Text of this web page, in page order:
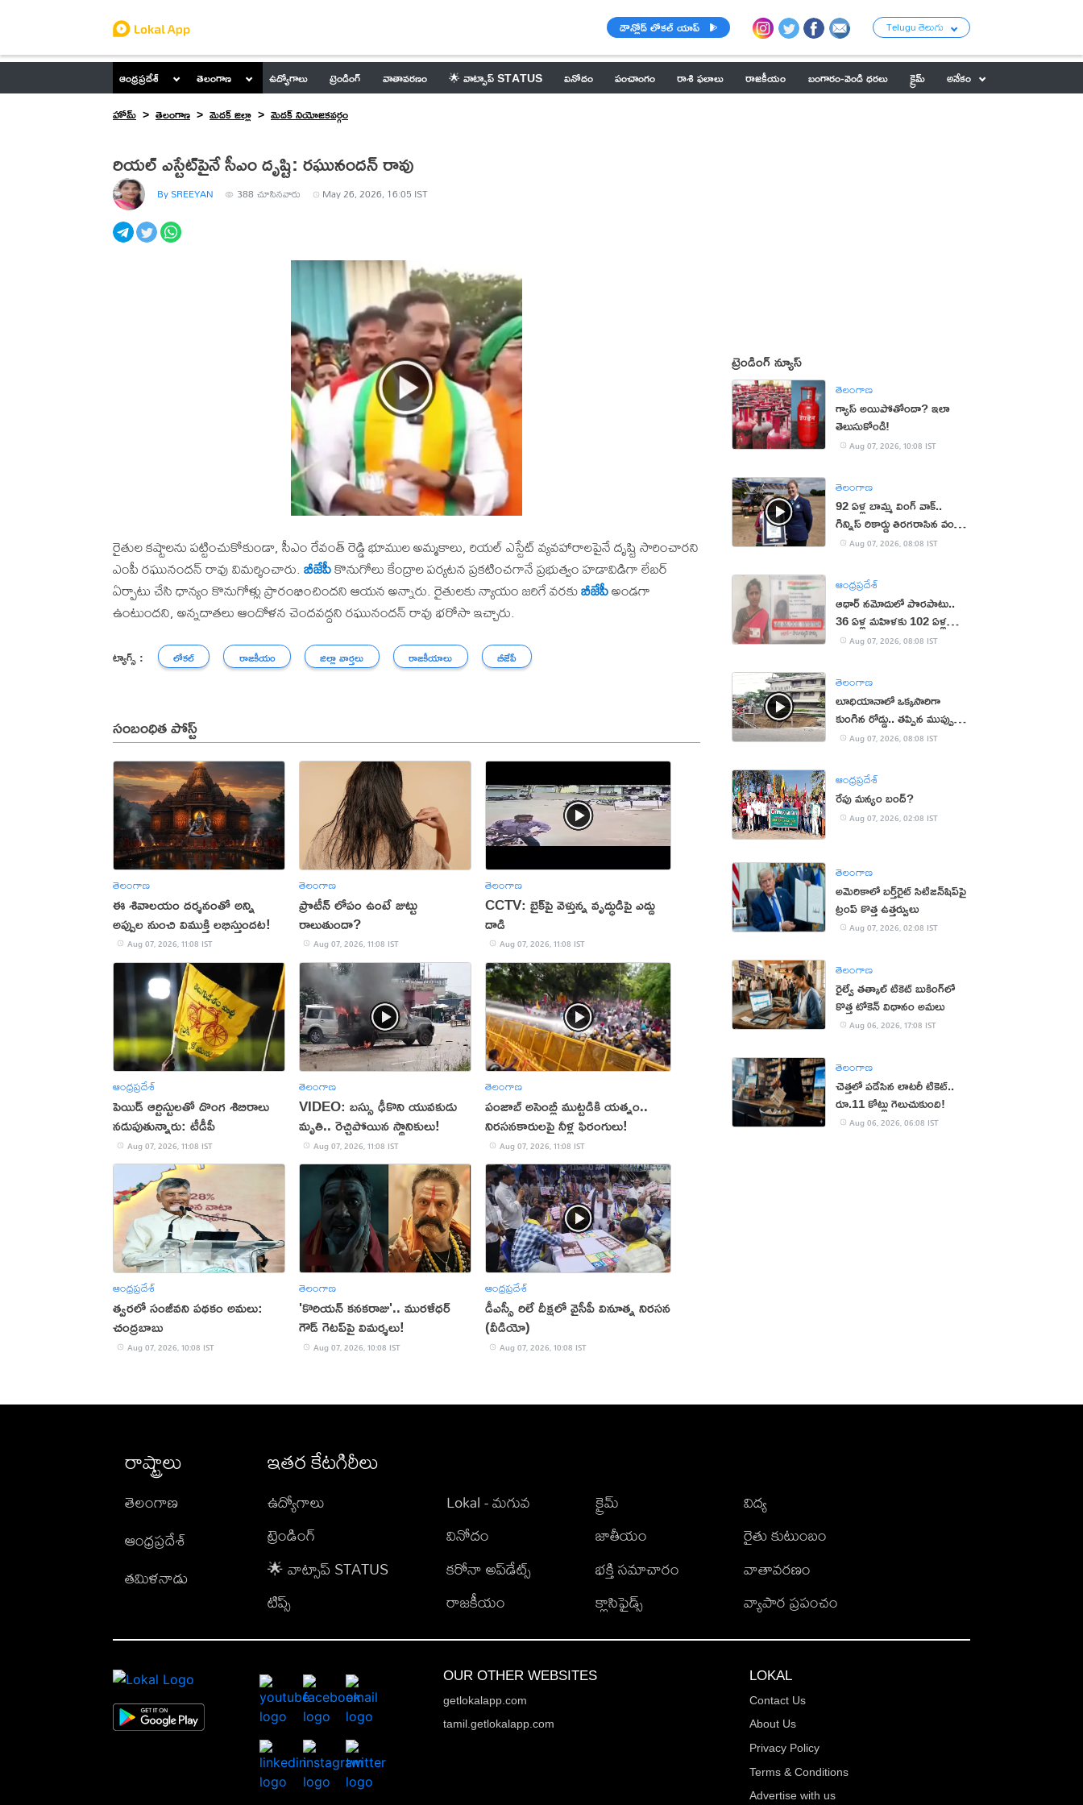
డౌన్లోడ్ లోకల్ యాప్ Telugu తెలుగు
ఆంధ్రప్రదేశ్ తెలంగాణ ఉద్యోగాలు ట్రెండింగ్ వాతావరణం 🌟 వాట్సాప్ STATUS వినోదం పంచాంగం రాశి ఫలాలు రాజకీయం బంగారం-వెండి ధరలు క్రైమ్
అనేకం
హోమ్
తెలంగాణ మెదక్ జిల్లా మెదక్ నియోజకవర్గం
రియల్ ఎస్టేట్‌పైనే సీఎం దృష్టి: రఘునందన్ రావు
By SREEYAN 388 చూసినవారు May 26, 2026, 16:05 IST
రైతుల కష్టాలను పట్టించుకోకుండా, సీఎం రేవంత్ రెడ్డి భూముల అమ్మకాలు, రియల్ ఎస్టేట్ వ్యవహారాలపైనే దృష్టి సారించారని
ఎంపీ రఘునందన్ రావు విమర్శించారు.బీజేపీకొనుగోలు కేంద్రాల పర్యటన ప్రకటించగానే ప్రభుత్వం హడావిడిగా లేబర్
ఏర్పాటు చేసి ధాన్యం కొనుగోళ్లు ప్రారంభించిందని ఆయన అన్నారు. రైతులకు న్యాయం జరిగే వరకుబీజేపీఅండగా
ఉంటుందని, అన్నదాతలు ఆందోళన చెందవద్దని రఘునందన్ రావు భరోసా ఇచ్చారు.
ట్యాగ్స్ : లోకల్ రాజకీయం జిల్లా వార్తలు రాజకీయాలు బీజేపీ
సంబంధిత పోస్ట్
తెలంగాణ
ఈ శివాలయం దర్శనంతో అన్ని
అప్పుల నుంచి విముక్తి లభిస్తుందట!
Aug 07, 2026, 11:08 IST
తెలంగాణ
ప్రొటీన్ లోపం ఉంటే జుట్టు
రాలుతుందా?
Aug 07, 2026, 11:08 IST
తెలంగాణ
CCTV: బైక్‌పై వెళ్తున్న వృద్ధుడిపై ఎద్దు
దాడి
Aug 07, 2026, 11:08 IST
ఆంధ్రప్రదేశ్
పెయిడ్ ఆర్టిస్టులతో దొంగ శిబిరాలు
నడుపుతున్నారు: టీడీపీ
Aug 07, 2026, 11:08 IST
తెలంగాణ
VIDEO: బస్సు ఢీకొని యువకుడు
మృతి.. రెచ్చిపోయిన స్థానికులు!
Aug 07, 2026, 11:08 IST
తెలంగాణ
పంజాబ్ అసెంబ్లీ ముట్టడికి యత్నం..
నిరసనకారులపై నీళ్ల ఫిరంగులు!
Aug 07, 2026, 11:08 IST
ఆంధ్రప్రదేశ్
త్వరలో సంజీవని పథకం అమలు:
చంద్రబాబు
Aug 07, 2026, 10:08 IST
తెలంగాణ
'కొరియన్ కనకరాజు'.. మురళీధర్
గౌడ్ గెటప్‌పై విమర్శలు!
Aug 07, 2026, 10:08 IST
ఆంధ్రప్రదేశ్
డీఎస్సీ రిలే దీక్ష‌లో వైసీపీ వినూత్న నిర‌స‌న‌
(వీడియో)
Aug 07, 2026, 10:08 IST
ట్రెండింగ్ న్యూస్
తెలంగాణ
గ్యాస్ అయిపోతోందా? ఇలా
తెలుసుకోండి!
Aug 07, 2026, 10:08 IST
తెలంగాణ
92 ఏళ్ల బామ్మ వింగ్ వాక్..
గిన్నిస్ రికార్డు తిరగరాసిన వండర్
ఉమెన్Aug 07, 2026, 08:08 IST
ఆంధ్రప్రదేశ్
ఆధార్‌ నమోదులో పొరపాటు..
36 ఏళ్ల మహిళకు 102 ఏళ్ల
వయసు!
Aug 07, 2026, 08:08 IST
తెలంగాణ
లూధియానాలో ఒక్కసారిగా
కుంగిన రోడ్డు.. తప్పిన ముప్పు
(వీడియో)
Aug 07, 2026, 08:08 IST
ఆంధ్రప్రదేశ్
రేపు మన్యం బంద్‌?
Aug 07, 2026, 02:08 IST
తెలంగాణ
అమెరికాలో బర్త్‌రైట్ సిటిజన్‌షిప్‌పై
ట్రంప్ కొత్త ఉత్తర్వులు
Aug 07, 2026, 02:08 IST
తెలంగాణ
రైల్వే తత్కాల్ టికెట్ బుకింగ్‌లో
కొత్త టోకెన్ విధానం అమలు
Aug 06, 2026, 17:08 IST
తెలంగాణ
చెత్తలో పడేసిన లాటరీ టికెట్..
రూ.11 కోట్లు గెలుచుకుంది!
Aug 06, 2026, 06:08 IST
రాష్ట్రాలు
తెలంగాణ
ఆంధ్రప్రదేశ్
తమిళనాడు
ఇతర కేటగిరీలు
ఉద్యోగాలు
ట్రెండింగ్
🌟 వాట్సాప్ STATUS
టిప్స్
Lokal - మగువ
వినోదం
కరోనా అప్‌డేట్స్
రాజకీయం
క్రైమ్
జాతీయం
భక్తి సమాచారం
క్లాసిఫైడ్స్
విద్య
రైతు కుటుంబం
వాతావరణం
వ్యాపార ప్రపంచం
OUR OTHER WEBSITES
getlokalapp.com
tamil.getlokalapp.com
LOKAL
Contact Us
About Us
Privacy Policy
Terms & Conditions
Advertise with us